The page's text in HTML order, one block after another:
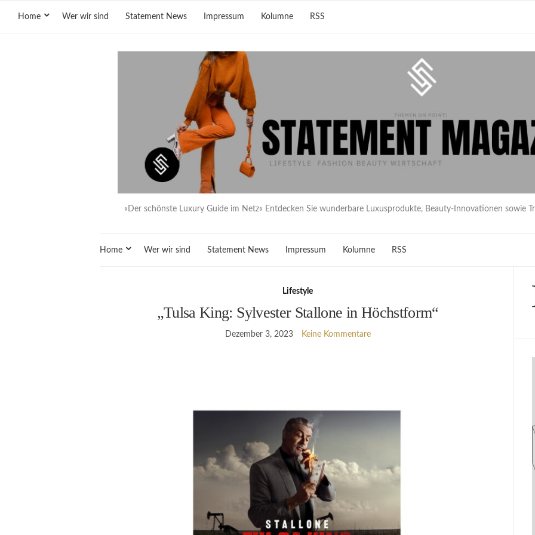
Home Wer wir sind Statement News Impressum Kolumne RSS
«Der schönste Luxury Guide im Netz« Entdecken Sie wunderbare Luxusprodukte, Beauty-Innovationen sowie
Home Wer wir sind Statement News Impressum Kolumne RSS
Lifestyle
„Tulsa King: Sylvester Stallone in Höchstform“
Dezember 3, 2023 Keine Kommentare